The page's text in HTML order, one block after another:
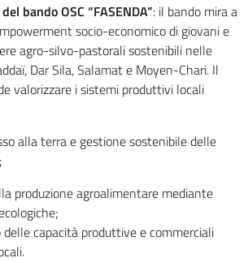
bando OSC “FASENDA”: il bando mira a
socio-economico di giovani e
agro-silvo-pastorali sostenibili nelle
Dar Sila, Salamat e Moyen-Chari. Il
valorizzare i sistemi produttivi locali
alla terra e gestione sostenibile delle
produzione agroalimentare mediante
capacità produttive e commerciali